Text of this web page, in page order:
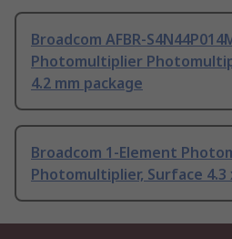
Broadcom AFBR-
Photomultiplier
4.2 mm package
Broadcom 1-Element
Photomultiplier, Surface 4.3